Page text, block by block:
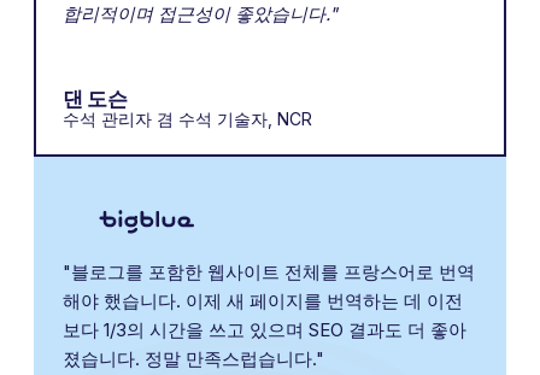
합리적이며 접근성이 좋았습니다."
댄 도슨
수석 관리자 겸 수석 기술자, NCR
"블로그를 포함한 웹사이트 전체를 프랑스어로 번역
해야 했습니다. 이제 새 페이지를 번역하는 데 이전
보다 1/3의 시간을 쓰고 있으며 SEO 결과도 더 좋아
졌습니다. 정말 만족스럽습니다."